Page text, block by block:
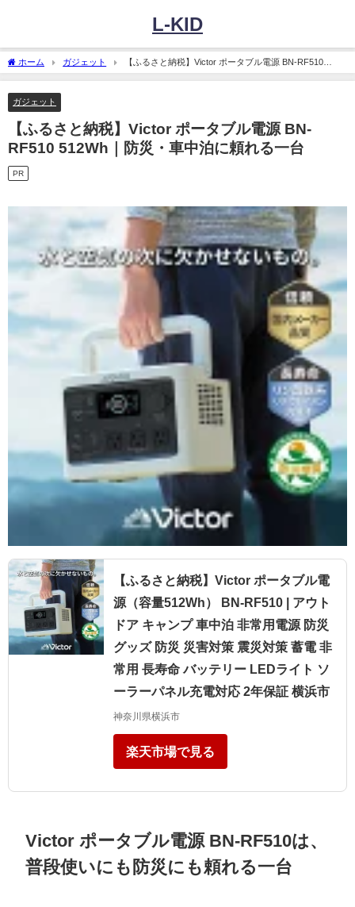
L-KID
ホーム ガジェット
【ふるさと納税】Victor ポータブル電源 BN-RF510
512Wh｜防災・車中泊に頼れる一台
ガジェット
【ふるさと納税】Victor ポータブル電源 BN-
RF510 512Wh｜防災・車中泊に頼れる一台
PR
【ふるさと納税】Victor ポータブル電
源（容量512Wh） BN-RF510 | アウト
ドア キャンプ 車中泊 非常用電源 防災
グッズ 防災 災害対策 震災対策 蓄電 非
常用 長寿命 バッテリー LEDライト ソ
ーラーパネル充電対応 2年保証 横浜市
神奈川県横浜市
楽天市場で見る
Victor ポータブル電源 BN-RF510は、
普段使いにも防災にも頼れる一台